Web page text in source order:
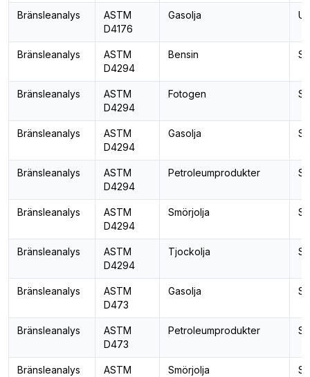
Bränsleanalys
ASTM
D4176
Gasolja
Bränsleanalys
ASTM
D4294
Bensin
Bränsleanalys
ASTM
D4294
Fotogen
Bränsleanalys
ASTM
D4294
Gasolja
Bränsleanalys
ASTM
D4294
Petroleumprodukter
Bränsleanalys
ASTM
D4294
Smörjolja
Bränsleanalys
ASTM
D4294
Tjockolja
Bränsleanalys
ASTM
D473
Gasolja
Bränsleanalys
ASTM
D473
Petroleumprodukter
Bränsleanalys
ASTM
Smörjolja